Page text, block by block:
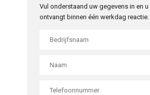
Vul onderstaand uw gegevens in en u
ontvangt binnen één werkdag reactie.